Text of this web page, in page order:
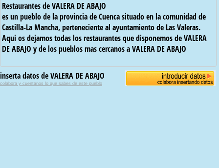
Restaurantes de VALERA DE ABAJO
es un pueblo de la provincia de Cuenca situado en la comunidad de
Castilla-La Mancha, perteneciente al ayuntamiento de Las Valeras.
Aqui os dejamos todas los restaurantes que disponemos de VALERA
DE ABAJO y de los pueblos mas cercanos a VALERA DE ABAJO
inserta datos de VALERA DE ABAJO
colabora y cuentanos lo que sabes de este pueblo